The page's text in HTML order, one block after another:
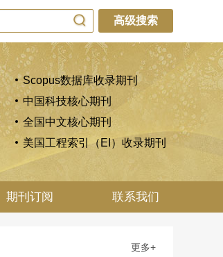
高级搜索
Scopus数据库收录期刊
中国科技核心期刊
全国中文核心期刊
美国工程索引（EI）收录期刊
期刊订阅 联系我们
更多+